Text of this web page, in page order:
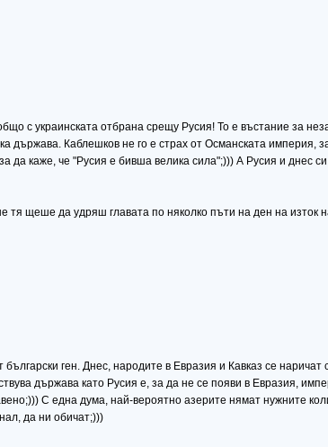
с украинската отбрана срещу Русия! То е въстание за
държава. Каблешков не го е страх от Османската империя,
да каже, че "Русия е бивша велика сила";))) А Русия и днес
щеше да удряш главата по няколко пъти на ден на изток
ген. Днес, народите в Евразия и Кавказ се
държава като Русия е, за да не се появи в Евразия,
С една дума, най-вероятно азерите нямат нужните
да ни обичат;)))